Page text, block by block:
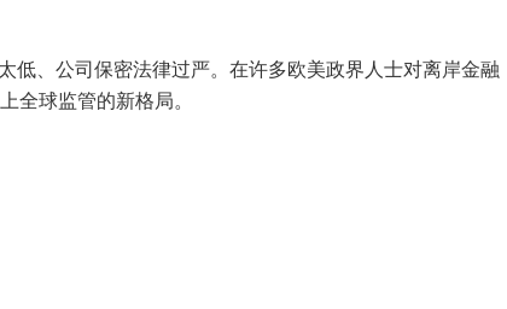
低、公司保密法律过严。在许多欧美政界人士对离岸金融
全球监管的新格局。